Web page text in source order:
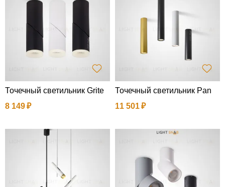
Точечный светильник Grite
8 149
Точечный светильник Pan
11 501